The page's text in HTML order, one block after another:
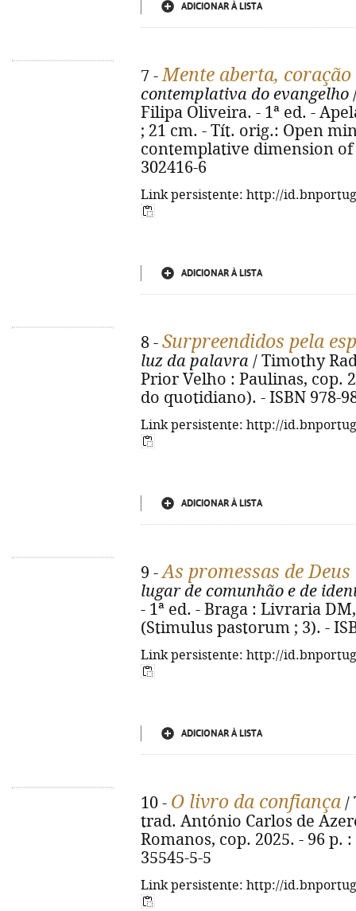
ADICIONAR À LISTA
7 -Mente aberta,
contemplativa do evangelho
Filipa Oliveira. - 1ª ed. -
; 21 cm. - Tít. orig.: Open
contemplative dimension of
302416-6
Link persistente: http://
ADICIONAR À LISTA
8 - Surpreendidos pela
luz da palavra / Timothy
Prior Velho : Paulinas, cop.
do quotidiano). - ISBN 978-
Link persistente: http://
ADICIONAR À LISTA
9 -As promessas de
lugar de comunhão e de
- 1ª ed. - Braga : Livraria
(Stimulus pastorum ; 3). -
Link persistente: http://
ADICIONAR À LISTA
10 - O livro da confiança /
trad. António Carlos de
Romanos, cop. 2025. - 96 p.
35545-5-5
Link persistente: http://